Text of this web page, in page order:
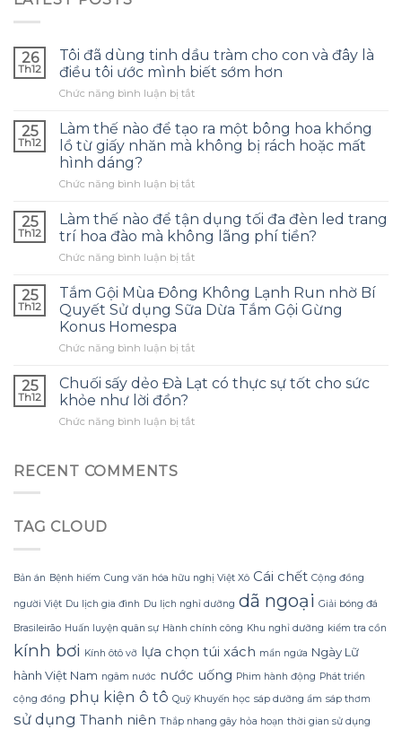
26
Th12
Tôi đã dùng tinh dầu tràm cho con và đây là
điều tôi ước mình biết sớm hơn
Chức năng bình luận bị tắtở
đã
dùng
tinh
tràm
con
đây
là
tôi
ước
sớm
25
Th12
Làm thế nào để tạo ra một bông hoa khổng
lồ từ giấy nhăn mà không bị rách hoặc mất
hình dáng?
Chức năng bình luận bị tắtở
thế
nào
để
tạo
một
bông
lồ
giấy
không
25
Th12
Làm thế nào để tận dụng tối đa đèn led trang
trí hoa đào mà không lãng phí tiền?
Chức năng bình luận bị tắtở
thế
nào
để
dụng
đa
đèn
trang
25
Th12
Tắm Gội Mùa Đông Không Lạnh Run nhờ Bí
Quyết Sử dụng Sữa Dừa Tắm Gội Gừng
Konus Homespa
Chức năng bình luận bị tắtở
Gội
Mùa
Không
Tắm
Gừng
Konus
Homespa
25
Th12
Chuối sấy dẻo Đà Lạt có thực sự tốt cho sức
khỏe như lời đồn?
Chức năng bình luận bị tắtở
cho
khỏe
lời
đồn?
RECENT COMMENTS
TAG CLOUD
Bản án Bệnh hiếm Cung văn hóa hữu nghị Việt Xô Cái chết Cộng đồng
người Việt Du lịch gia đình Du lịch nghỉ dưỡng dã ngoại Giải bóng đá
Brasileirão Huấn luyện quân sự Hành chính công Khu nghỉ dưỡng kiểm tra cồn
kính bơi Kính ôtô vỡ lựa chọn túi xách mẩn ngứa Ngày Lữ
hành Việt Nam ngâm nước nước uống Phim hành động Phát triển
cộng đồng phụ kiện ô tô Quỹ Khuyến học sáp dưỡng ẩm sáp thơm
sử dụng Thanh niên Thắp nhang gây hỏa hoạn thời gian sử dụng